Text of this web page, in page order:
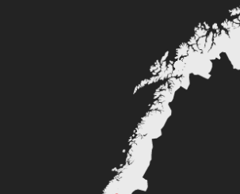
k
-
f
g
r
m